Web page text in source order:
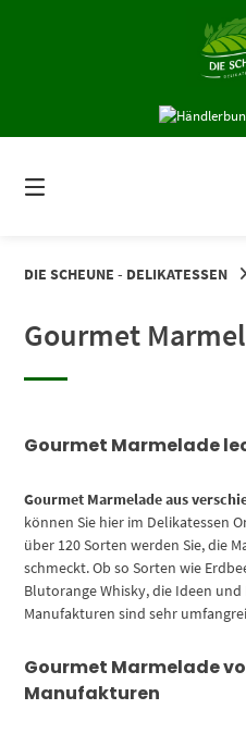
DIE SCHEUNE - DELIKATESSEN
Gourmet
Gourmet Marmelade
Gourmet Marmelade aus
können Sie hier im Delikatessen
über 120 Sorten werden Sie, die
schmeckt. Ob so Sorten wie
Blutorange Whisky, die Ideen
Manufakturen sind sehr
Gourmet Marmelade
Manufakturen